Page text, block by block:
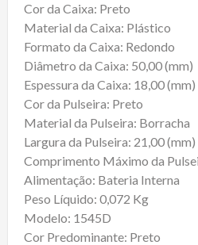
Cor da Caixa: Preto
Material da Caixa: Plástico
Formato da Caixa: Redondo
Diâmetro da Caixa: 50,00 (mm)
Espessura da Caixa: 18,00 (mm)
Cor da Pulseira: Preto
Material da Pulseira: Borracha
Largura da Pulseira: 21,00 (mm)
Comprimento Máximo da
Alimentação: Bateria Interna
Peso Líquido: 0,072 Kg
Modelo: 1545D
Cor Predominante: Preto